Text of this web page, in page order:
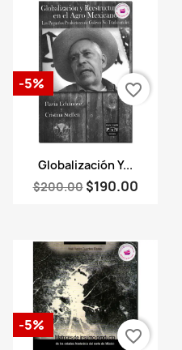
Vista rápida
Globalización Y...
$200.00 $190.00
-5% favorite_border
-5%
favorite_border